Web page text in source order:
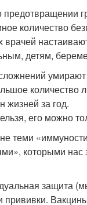
предотвращении
количество
врачей
детям,
количество
жизней за год.
его можно
теми
которыми нас
защита
прививки.